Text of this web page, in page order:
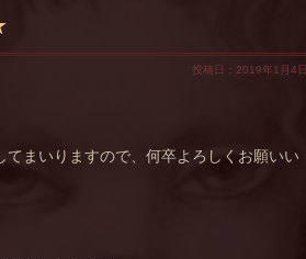
投稿日：2019年1月4日
まいりますので、何卒よろしくお願いい